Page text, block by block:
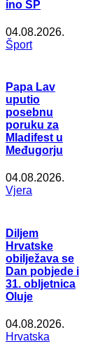
ino SP
04.08.2026.
Šport
Papa Lav
uputio
posebnu
poruku za
Mladifest u
Međugorju
04.08.2026.
Vjera
Diljem
Hrvatske
obilježava se
Dan pobjede i
31. obljetnica
Oluje
04.08.2026.
Hrvatska